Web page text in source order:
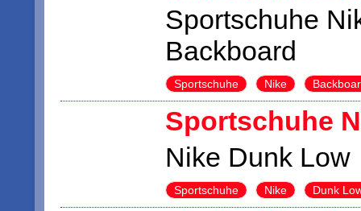
Sportschuhe
Backboard
Sportschuhe Nike
Sportschuhe
Nike Dunk Low
Sportschuhe Nike Dunk